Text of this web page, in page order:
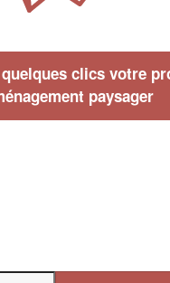
clics votre
paysager